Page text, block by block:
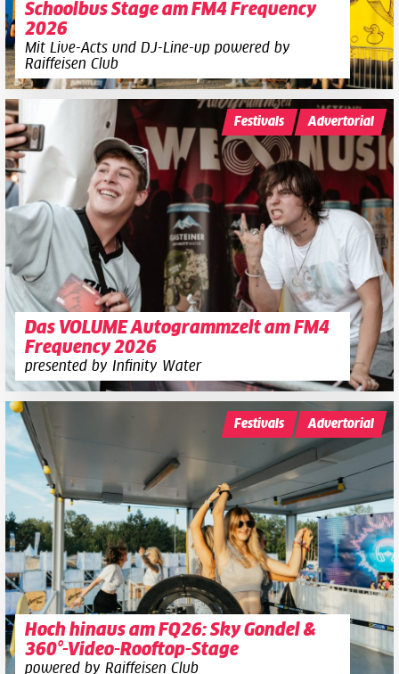
Schoolbus Stage am FM4 Frequency
2026
Mit Live-Acts und DJ-Line-up powered by
Raiffeisen Club
Das VOLUME Autogrammzelt am FM4
Frequency 2026
presented by Infinity Water
Festivals Advertorial
Hoch hinaus am FQ26: Sky Gondel &
360°-Video-Rooftop-Stage
powered by Raiffeisen Club
Festivals Advertorial